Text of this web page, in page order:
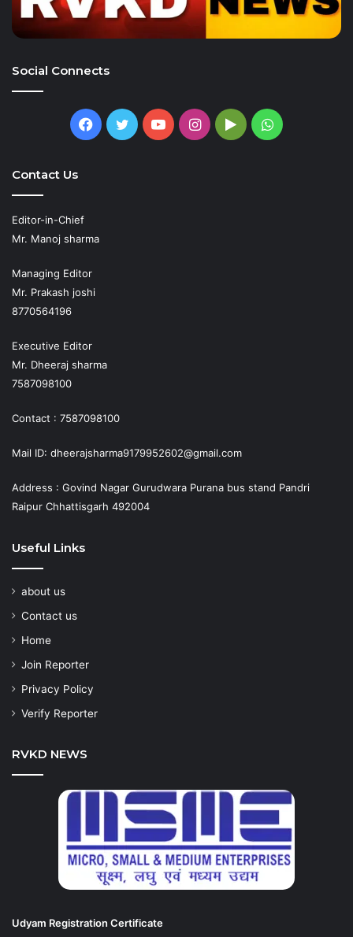
Social Connects
Facebook
TwitterYouTubeInstagram
GoogleWhatsApp
Contact Us
Editor-in-Chief
Mr. Manoj sharma
Managing Editor
Mr. Prakash joshi
8770564196
Executive Editor
Mr. Dheeraj sharma
7587098100
Contact : 7587098100
Mail ID: dheerajsharma9179952602@gmail.com
Address : Govind Nagar Gurudwara Purana bus stand Pandri
Raipur Chhattisgarh 492004
Useful Links
about us
Contact us
Home
Join Reporter
Privacy Policy
Verify Reporter
RVKD NEWS
Udyam Registration Certificate